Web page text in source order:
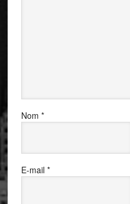
Nom *
E-mail *